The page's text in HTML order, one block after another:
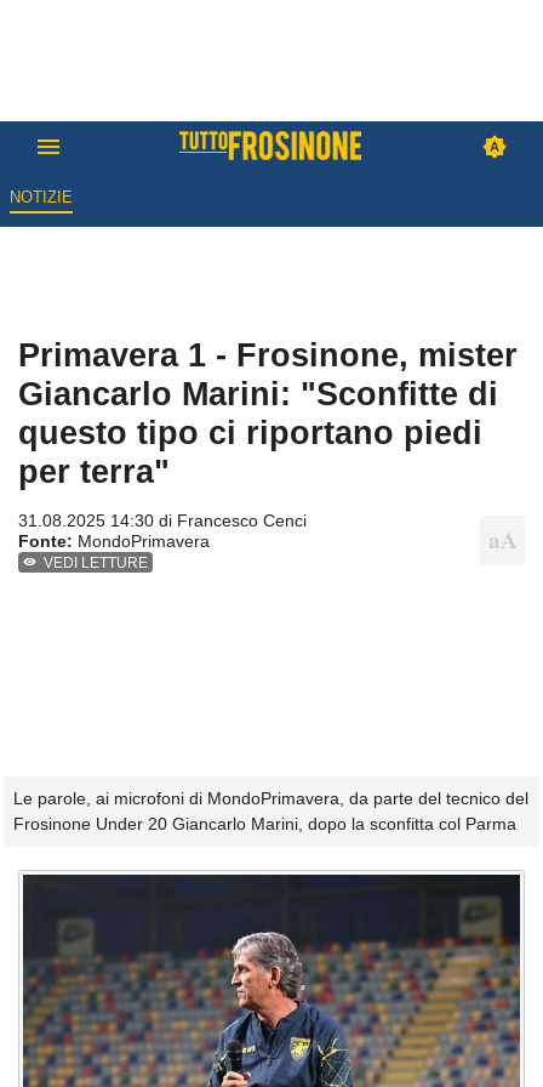
NOTIZIE
Primavera 1 - Frosinone, mister
Giancarlo Marini: "Sconfitte di
questo tipo ci riportano piedi
per terra"
31.08.2025 14:30 di Francesco Cenci
Fonte: MondoPrimavera
VEDI LETTURE
Le parole, ai microfoni di MondoPrimavera, da parte del tecnico del
Frosinone Under 20 Giancarlo Marini, dopo la sconfitta col Parma